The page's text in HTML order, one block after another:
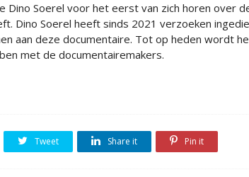
Soerel voor het eerst van zich horen over
Dino Soerel heeft sinds 2021 verzoeken
aan deze documentaire. Tot op heden wordt
met de documentairemakers.
Tweet Share it Pin it